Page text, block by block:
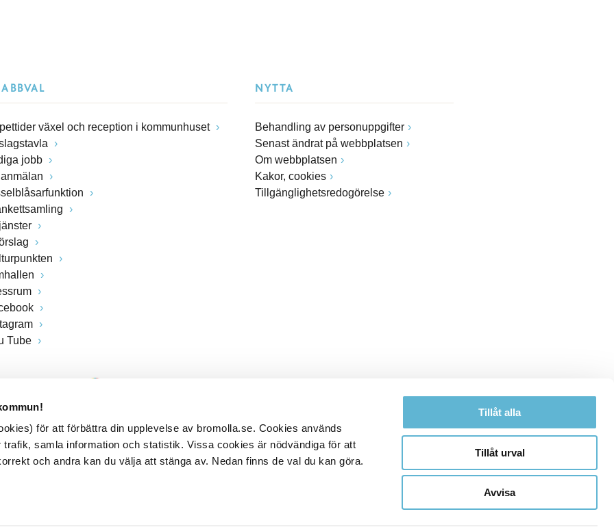
för att förbättra din upplevelse av bromolla.se. Cookies används
samla information och statistik. Vissa cookies är nödvändiga för att
och andra kan du välja att stänga av. Nedan finns de val du kan göra.
Tillåt alla
Tillåt urval
Avvisa
växel och reception i kommunhuset
jobb
Tube
NYTTA
Behandling av personuppgifter
Senast ändrat på webbplatsen
Om webbplatsen
Kakor, cookies
Tillgänglighetsredogörelse